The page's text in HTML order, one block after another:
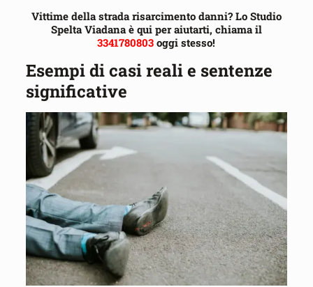
Vittime della strada risarcimento danni? Lo Studio
Spelta Viadana è qui per aiutarti, chiama il
3341780803 oggi stesso!
Esempi di casi reali e sentenze
significative